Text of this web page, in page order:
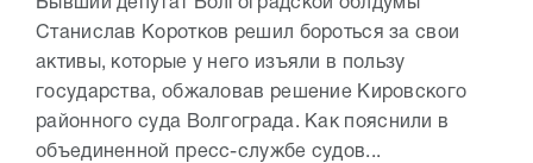
Станислав Коротков решил бороться за свои
активы, которые у него изъяли в пользу
государства, обжаловав решение Кировского
районного суда Волгограда. Как пояснили в
объединенной пресс-службе судов...